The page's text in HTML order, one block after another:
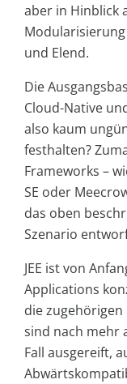
aber in Hinblick
und Elend.
Die
Cloud-Native
also kaum
festhalten?
Frameworks –
SE oder
das oben
Szenario
JEE ist von
Applications
die zugehörigen
sind nach mehr
Fall ausgereift,